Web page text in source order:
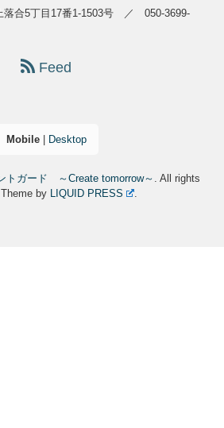
落合5丁目17番1-1503号 ／ 050-3699-
Feed
Mobile| Desktop
トガード ～Create tomorrow～ . All rights
Theme by LIQUID PRESS .